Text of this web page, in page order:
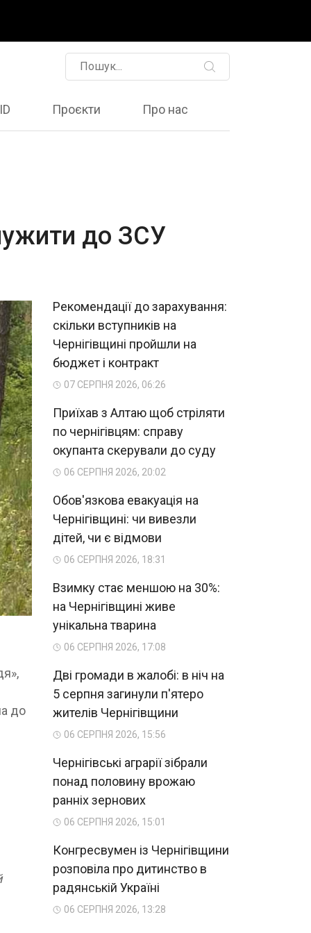
Проєкти Про нас
до ЗСУ
до
Рекомендації до зарахування:
скільки вступників на
Чернігівщині пройшли на
бюджет і контракт
07 СЕРПНЯ 2026, 06:26
Приїхав з Алтаю щоб стріляти
по чернігівцям: справу
окупанта скерували до суду
06 СЕРПНЯ 2026, 20:02
Обов'язкова евакуація на
Чернігівщині: чи вивезли
дітей, чи є відмови
06 СЕРПНЯ 2026, 18:31
Взимку стає меншою на 30%:
на Чернігівщині живе
унікальна тварина
06 СЕРПНЯ 2026, 17:08
Дві громади в жалобі: в ніч на
5 серпня загинули п'ятеро
жителів Чернігівщини
06 СЕРПНЯ 2026, 15:56
Чернігівські аграрії зібрали
понад половину врожаю
ранніх зернових
06 СЕРПНЯ 2026, 15:01
Конгресвумен із Чернігівщини
розповіла про дитинство в
радянській Україні
06 СЕРПНЯ 2026, 13:28